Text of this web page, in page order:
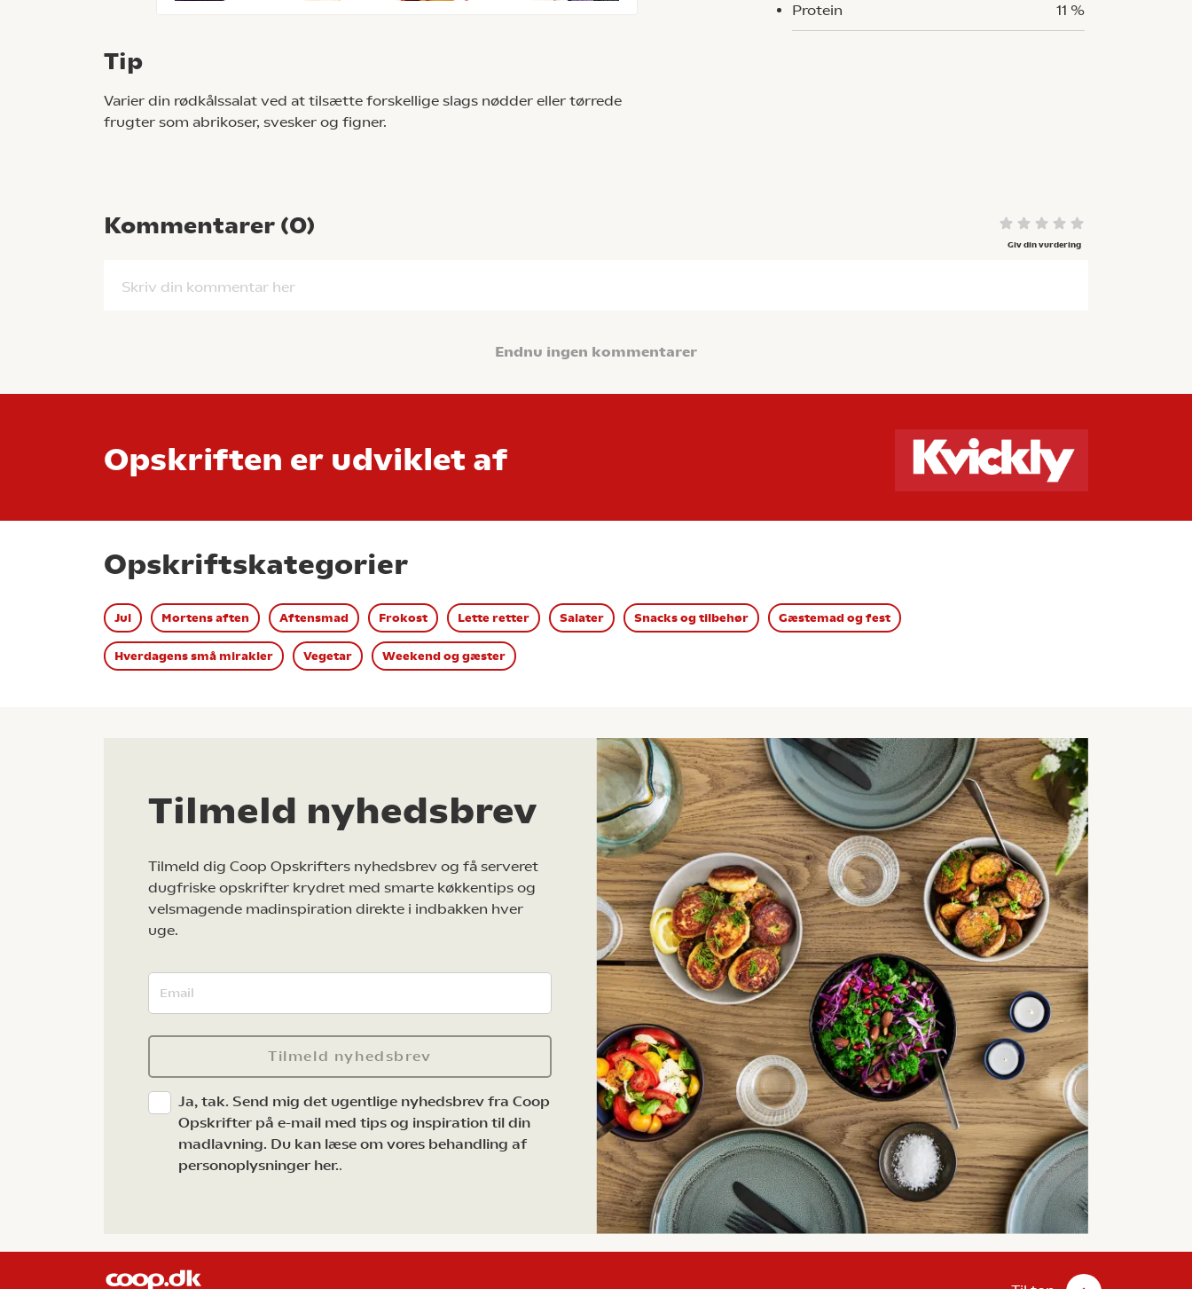
Tip
Varier din rødkålssalat ved at tilsætte forskellige slags nødder eller tørrede
frugter som abrikoser, svesker og figner.
Protein 11 %
Kommentarer (0)
Giv din vurdering
Skriv din kommentar her
Endnu ingen kommentarer
Opskriften er udviklet af
Opskriftskategorier
Jul Mortens aften Aftensmad Frokost Lette retter Salater Snacks og tilbehør Gæstemad og fest
Hverdagens små mirakler Vegetar Weekend og gæster
Tilmeld nyhedsbrev
Tilmeld dig Coop Opskrifters nyhedsbrev og få serveret
dugfriske opskrifter krydret med smarte køkkentips og
velsmagende madinspiration direkte i indbakken hver
uge.
Tilmeld nyhedsbrev
Ja, tak. Send mig det ugentlige nyhedsbrev fra Coop
Opskrifter på e-mail med tips og inspiration til din
madlavning. Du kan læse om vores behandling af
personoplysninger her..